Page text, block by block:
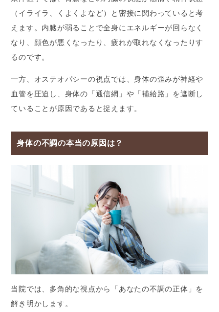
（イライラ、くよくよなど）と密接に関わっていると考
えます。内臓が弱ることで全身にエネルギーが回らなく
なり、顔色が悪くなったり、疲れが取れなくなったりす
るのです。
一方、オステオパシーの視点では、身体の歪みが神経や
血管を圧迫し、身体の「通信網」や「補給路」を遮断し
ていることが原因であると捉えます。
身体の不調の本当の原因は？
当院では、多角的な視点から「あなたの不調の正体」を
解き明かします。